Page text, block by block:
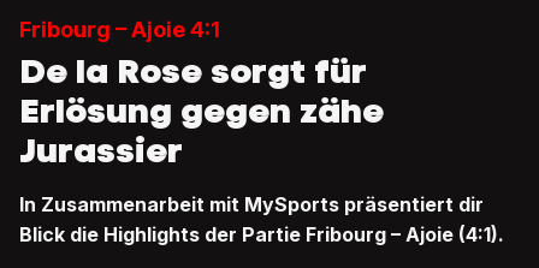
Fribourg – Ajoie 4:1
De la Rose sorgt für
Erlösung gegen zähe
Jurassier
In Zusammenarbeit mit MySports präsentiert dir
Blick die Highlights der Partie Fribourg – Ajoie (4:1).